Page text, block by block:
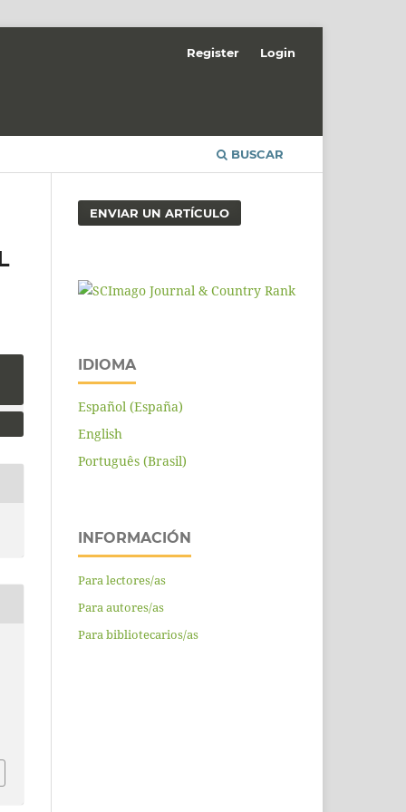
BUSCAR
Register Login
ENVIAR UN ARTÍCULO
IDIOMA
Español (España)
English
Português (Brasil)
INFORMACIÓN
Para lectores/as
Para autores/as
Para bibliotecarios/as